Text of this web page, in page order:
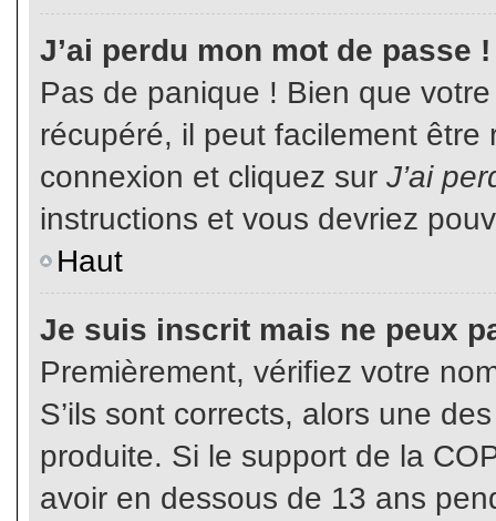
J’ai perdu mon mot de passe !
Pas de panique ! Bien que
récupéré, il peut facilement
connexion et cliquez sur J’ai
instructions et vous devriez
Haut
Je suis inscrit mais ne peux
Premièrement, vérifiez votre
S’ils sont corrects, alors une
produite. Si le support de la
avoir en dessous de 13 ans